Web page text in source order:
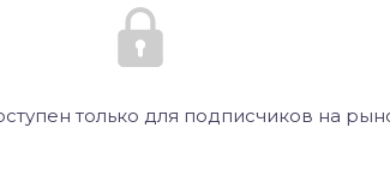
только для подписчиков на